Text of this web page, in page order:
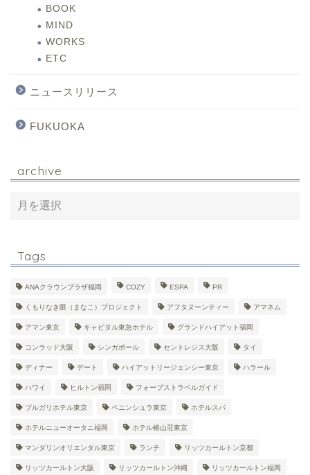
BOOK
MIND
WORKS
ETC
ニュースリリース
FUKUOKA
archive
Tags
ANAクラウンプラザ福岡 COZY ESPA PR
くもりなき眼（まなこ）プロジェクト アフタヌーンティー アマネム
アマン東京 キャピタル東急ホテル グランドハイアット福岡
コンラッド大阪 シンガポール セントレジス大阪 タイ
ディナー デート ハイアットリージェンシー東京 ハラール
ハワイ ヒルトン福岡 フォーブストラベルガイド
ブルガリホテル東京 ペニンシュラ東京 ホテルスパ
ホテルニューオータニ福岡 ホテル椿山荘東京
マンダリンオリエンタル東京 ランチ リッツカールトン京都
リッツカールトン大阪 リッツカールトン沖縄 リッツカールトン福岡